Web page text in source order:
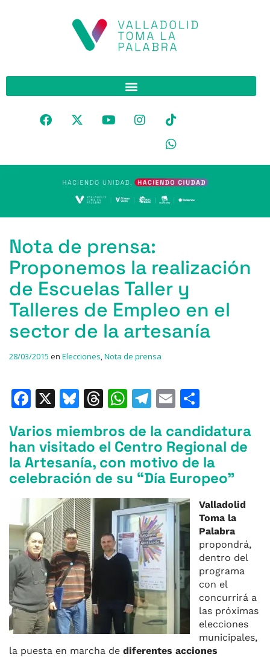
Nota de prensa:
Proponemos la realización
de Escuelas Taller y
Talleres de Empleo en el
sector de la artesanía
28/03/2015 en Elecciones,Nota de prensa
F
c
e
b
o
o
k
X
Bl
e
s
k
y
T
re
a
d
s
W
at
s
A
p
p
T
e
gr
a
m
E
ai
l
m
p
ar
ti
r
Varios miembros de la candidatura
han visitado el Centro Regional de
la Artesanía, con motivo de la
celebración de su “Día Europeo”
Valladolid
Toma la
Palabra
propondrá,
dentro del
programa
con el
concurrirá a
las próximas
elecciones
municipales,
la puesta en marcha de diferentes acciones